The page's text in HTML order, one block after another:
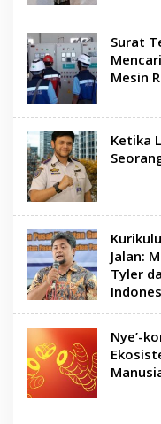
Surat
Mesin
Ketika
Jalan:
Tyler
Nye’-